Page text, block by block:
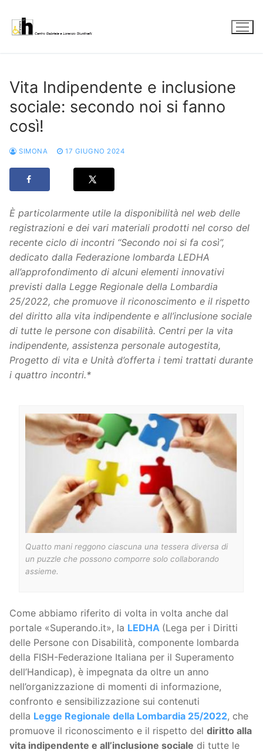
contenuto
Vita Indipendente e inclusione
sociale: secondo noi si fanno
così!
SIMONA 17 GIUGNO 2024
È particolarmente utile la disponibilità nel web delle
registrazioni e dei vari materiali prodotti nel corso del
recente ciclo di incontri “Secondo noi si fa così”,
dedicato dalla Federazione lombarda LEDHA
all’approfondimento di alcuni elementi innovativi
previsti dalla Legge Regionale della Lombardia
25/2022, che promuove il riconoscimento e il rispetto
del diritto alla vita indipendente e all’inclusione sociale
di tutte le persone con disabilità. Centri per la vita
indipendente, assistenza personale autogestita,
Progetto di vita e Unità d’offerta i temi trattati durante
i quattro incontri.*
Quatto mani reggono ciascuna una tessera diversa di
un puzzle che possono comporre solo collaborando
assieme.
Come abbiamo riferito di volta in volta anche dal
portale «Superando.it», la LEDHA (Lega per i Diritti
delle Persone con Disabilità, componente lombarda
della FISH-Federazione Italiana per il Superamento
dell’Handicap), è impegnata da oltre un anno
nell’organizzazione di momenti di informazione,
confronto e sensibilizzazione sui contenuti
della Legge Regionale della Lombardia 25/2022, che
promuove il riconoscimento e il rispetto del diritto alla
vita indipendente e all’inclusione sociale di tutte le